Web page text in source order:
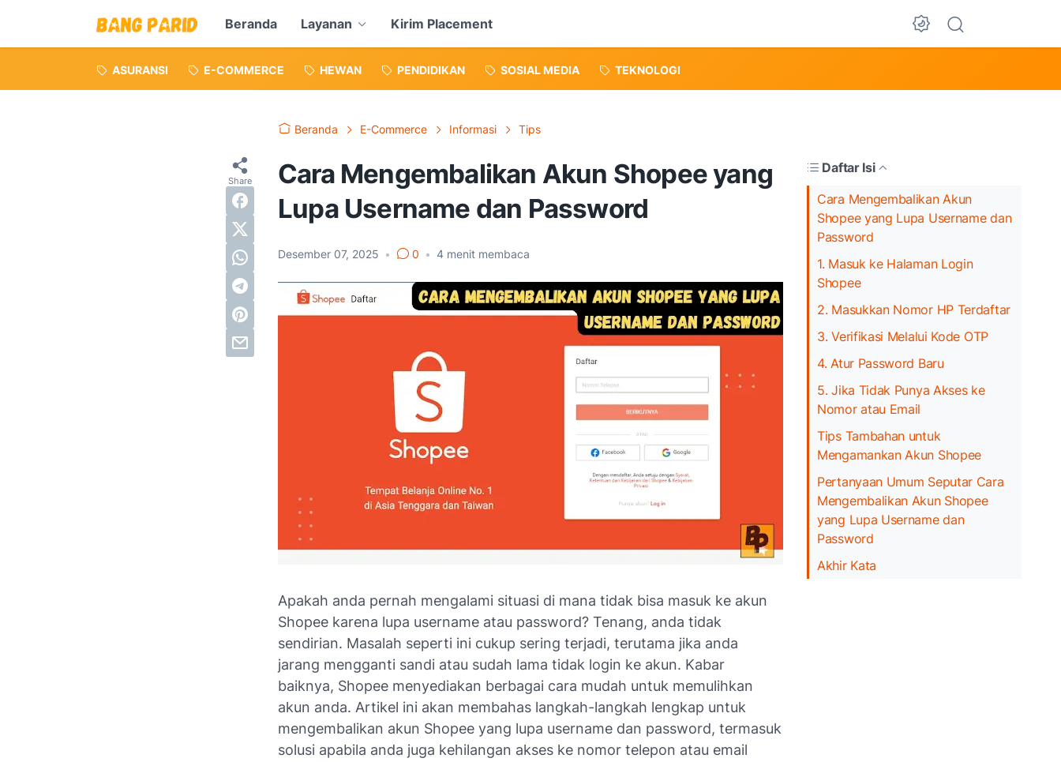
Beranda Layanan Kirim Placement
Dark Mode
ASURANSI E-COMMERCE HEWAN PENDIDIKAN SOSIAL MEDIA TEKNOLOGI
Beranda E-Commerce Informasi Tips
Cara Mengembalikan Akun Shopee yang
Lupa Username dan Password
Desember 07, 2025 • 0 • 4 menit membaca
Daftar Isi
Cara Mengembalikan Akun
Shopee yang Lupa Username dan
Password
1. Masuk ke Halaman Login
Shopee
2. Masukkan Nomor HP Terdaftar
3. Verifikasi Melalui Kode OTP
4. Atur Password Baru
5. Jika Tidak Punya Akses ke
Nomor atau Email
Tips Tambahan untuk
Mengamankan Akun Shopee
Pertanyaan Umum Seputar Cara
Mengembalikan Akun Shopee
yang Lupa Username dan
Password
Akhir Kata
Apakah anda pernah mengalami situasi di mana tidak bisa masuk ke akun
Shopee karena lupa username atau password? Tenang, anda tidak
sendirian. Masalah seperti ini cukup sering terjadi, terutama jika anda
jarang mengganti sandi atau sudah lama tidak login ke akun. Kabar
baiknya, Shopee menyediakan berbagai cara mudah untuk memulihkan
akun anda. Artikel ini akan membahas langkah-langkah lengkap untuk
mengembalikan akun Shopee yang lupa username dan password, termasuk
solusi apabila anda juga kehilangan akses ke nomor telepon atau email